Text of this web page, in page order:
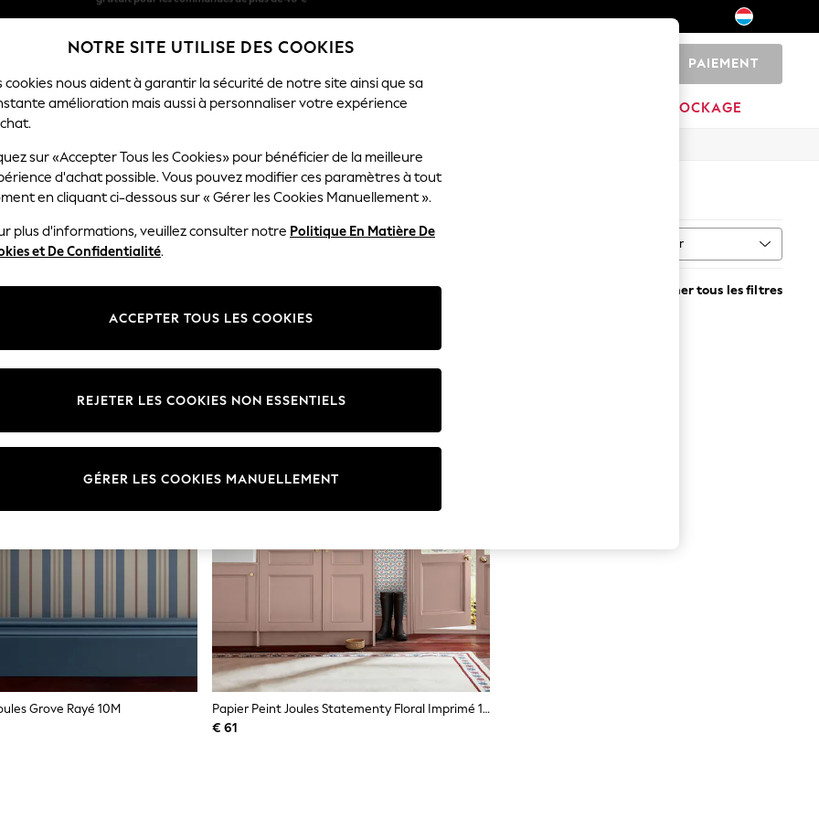
Livraison en 2-3 jours ouvrés*
Retours faciles*
PAIEMENT
BÉBÉ FEMME HOMME MAISON DÉSTOCKAGE
HOME WALLPAPER BLUE(3)
Trier
Supprimer tous les filtres
Grove Rayé 10M
Papier Peint Joules Statementy Floral Imprimé 10M
€ 61
NOTRE SITE UTILISE DES COOKIES
cookies nous aident à garantir la sécurité de notre site ainsi que sa
amélioration mais aussi à personnaliser votre expérience
sur «Accepter Tous les Cookies» pour bénéficier de la meilleure
d'achat possible. Vous pouvez modifier ces paramètres à tout
en cliquant ci-dessous sur « Gérer les Cookies Manuellement ».
plus d'informations, veuillez consulter notre Politique En Matière De
et De Confidentialité.
ACCEPTER TOUS LES COOKIES
GÉRER LES COOKIES MANUELLEMENT
REJETER LES COOKIES NON ESSENTIELS